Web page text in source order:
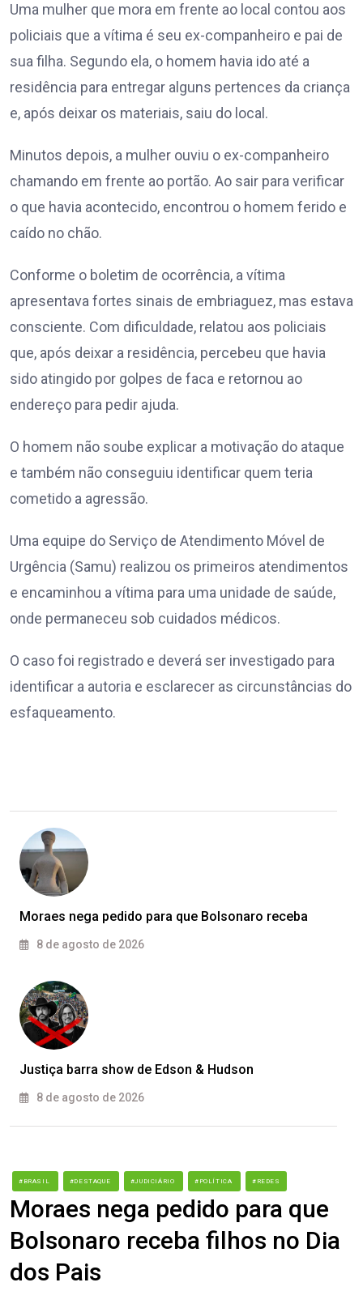
Uma mulher que mora em frente ao local contou aos
policiais que a vítima é seu ex-companheiro e pai de
sua filha. Segundo ela, o homem havia ido até a
residência para entregar alguns pertences da criança
e, após deixar os materiais, saiu do local.
Minutos depois, a mulher ouviu o ex-companheiro
chamando em frente ao portão. Ao sair para verificar
o que havia acontecido, encontrou o homem ferido e
caído no chão.
Conforme o boletim de ocorrência, a vítima
apresentava fortes sinais de embriaguez, mas estava
consciente. Com dificuldade, relatou aos policiais
que, após deixar a residência, percebeu que havia
sido atingido por golpes de faca e retornou ao
endereço para pedir ajuda.
O homem não soube explicar a motivação do ataque
e também não conseguiu identificar quem teria
cometido a agressão.
Uma equipe do Serviço de Atendimento Móvel de
Urgência (Samu) realizou os primeiros atendimentos
e encaminhou a vítima para uma unidade de saúde,
onde permaneceu sob cuidados médicos.
O caso foi registrado e deverá ser investigado para
identificar a autoria e esclarecer as circunstâncias do
esfaqueamento.
Moraes nega pedido para que Bolsonaro receba
8 de agosto de 2026
Justiça barra show de Edson & Hudson
8 de agosto de 2026
#BRASIL #DESTAQUE #JUDICIÁRIO #POLÍTICA #REDES
Moraes nega pedido para que
Bolsonaro receba filhos no Dia
dos Pais